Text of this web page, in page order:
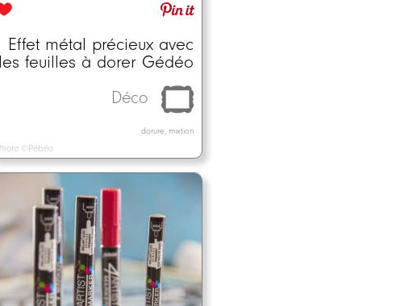
Effet métal précieux avec
les feuilles à dorer Gédéo
Déco
dorure, mixtion
©Pébéo